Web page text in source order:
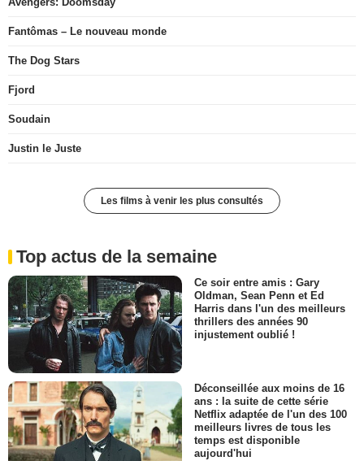
Fantômas – Le nouveau monde
The Dog Stars
Fjord
Soudain
Justin le Juste
Les films à venir les plus consultés
Top actus de la semaine
Ce soir entre amis : Gary
Oldman, Sean Penn et Ed
Harris dans l'un des meilleurs
thrillers des années 90
injustement oublié !
Déconseillée aux moins de 16
ans : la suite de cette série
Netflix adaptée de l'un des 100
meilleurs livres de tous les
temps est disponible
aujourd'hui